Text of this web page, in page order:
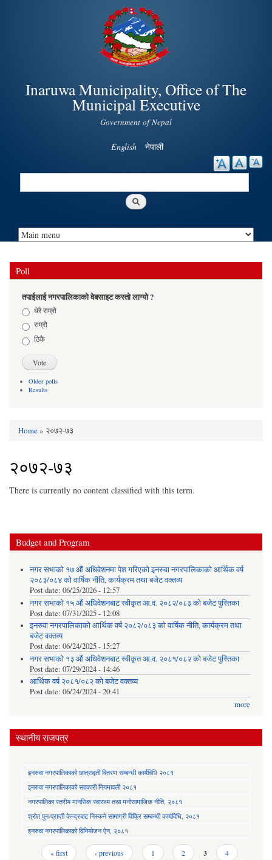
Skip to
main
content
Inaruwa Municipality, Office of The
Municipal Executive
Government of Nepal
English नेपाली
Search
Poll
तपाईलाई नगरपालिकाको वेबसाइट कस्तो लाग्यो ?
Choicesधेरै राम्रो
राम्रो
ठिकै
Older polls
Results
Home» २०७२-७३
२०७२-७३
There is currently no content classified with this term.
Budget and Program
नगर सभाको १७ औं अधिवेशनमा पेश गरिएको इनरुवा नगरपालिकाको आर्थिक वर्ष
२०८३/०८४ को वार्षिक नीति, कार्यक्रम तथा बजेट वक्तव्य
Post date: 06/25/2026 - 12:57
नगर सभाको १५ औं अधिवेशनबाट स्वीकृत आ.व. २०८२/०८३ को बजेट पुस्तिका
Post date: 07/31/2025 - 12:08
इनरुवा नगरपालिकाको आर्थिक वर्ष २०८२/०८३ को वार्षिक नीति, कार्यक्रम तथा
बजेट वक्तव्य
Post date: 06/24/2025 - 15:27
नगर सभाको १३ औं अधिवेशनबाट स्वीकृत आ.व. २०८१/०८२ को बजेट पुस्तिका
Post date: 07/29/2024 - 14:46
आर्थिक वर्ष २०८१/०८२ को बजेट वक्तव्य
Post date: 06/24/2024 - 20:41
more
स्थानीय राजपत्र
इनरुवा नगरपालिकाको छात्रावृती वितरण सम्बन्धी कार्यविधि २०८१
इनरुवा नगरपालिकाको सहकारी नियमावली २०८१
नगरपालिका स्तरीय मानसिक स्वास्थ्य तथा मनोसामाजिक नीति, २०८१
श्रोत पुनःप्राप्ती केन्द्रबाट निस्कने सामाग्री विक्रि सम्बन्धी कार्यविधि, २०८१
इनरुवा नगरपालिकाको विनियोजन ऐन, २०८१
Pages « first ‹ previous 1 2 3
4